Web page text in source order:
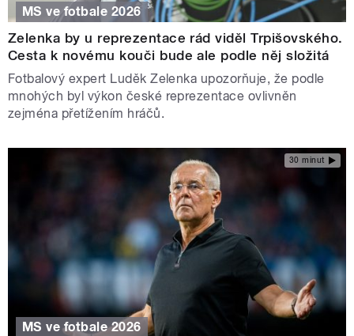
MS ve fotbale 2026
Zelenka by u reprezentace rád viděl Trpišovského.
Cesta k novému kouči bude ale podle něj složitá
Fotbalový expert Luděk Zelenka upozorňuje, že podle
mnohých byl výkon české reprezentace ovlivněn
zejména přetížením hráčů.
30 minut
MS ve fotbale 2026